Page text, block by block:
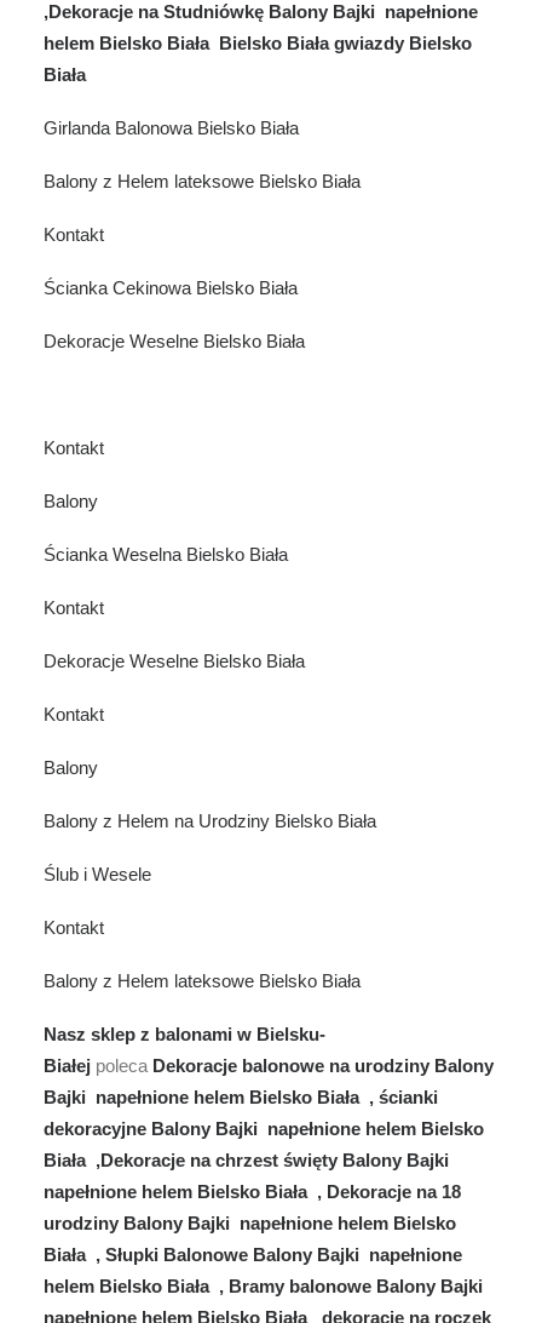
,Dekoracje na Studniówkę Balony Bajki napełnione
helem Bielsko Biała Bielsko Biała gwiazdy Bielsko
Biała
Girlanda Balonowa Bielsko Biała
Balony z Helem lateksowe Bielsko Biała
Kontakt
Ścianka Cekinowa Bielsko Biała
Dekoracje Weselne Bielsko Biała
Kontakt
Balony
Ścianka Weselna Bielsko Biała
Kontakt
Dekoracje Weselne Bielsko Biała
Kontakt
Balony
Balony z Helem na Urodziny Bielsko Biała
Ślub i Wesele
Kontakt
Balony z Helem lateksowe Bielsko Biała
Nasz sklep z balonami w Bielsku-
Białej poleca Dekoracje balonowe na urodziny Balony
Bajki napełnione helem Bielsko Biała , ścianki
dekoracyjne Balony Bajki napełnione helem Bielsko
Biała ,Dekoracje na chrzest święty Balony Bajki
napełnione helem Bielsko Biała , Dekoracje na 18
urodziny Balony Bajki napełnione helem Bielsko
Biała , Słupki Balonowe Balony Bajki napełnione
helem Bielsko Biała , Bramy balonowe Balony Bajki
napełnione helem Bielsko Biała dekoracje na roczek